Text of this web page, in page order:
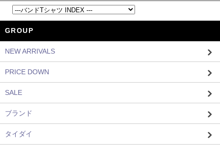
GROUP
NEW ARRIVALS
PRICE DOWN
SALE
ブランド
タイダイ